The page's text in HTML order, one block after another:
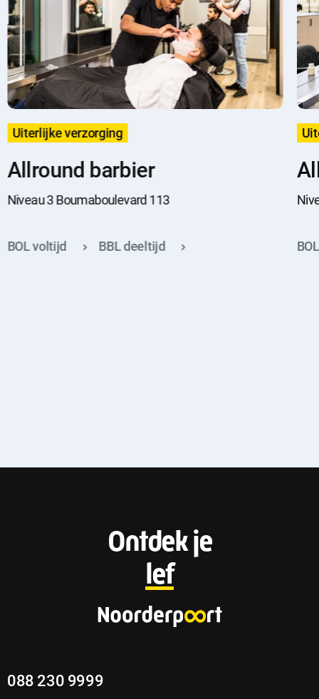
Allround barbier
Niveau 3 Boumaboulevard 113
Uiterlijke verzorging
BOL voltijd BBL deeltijd
F
o
o
Ontdek je
lef
088 230 9999